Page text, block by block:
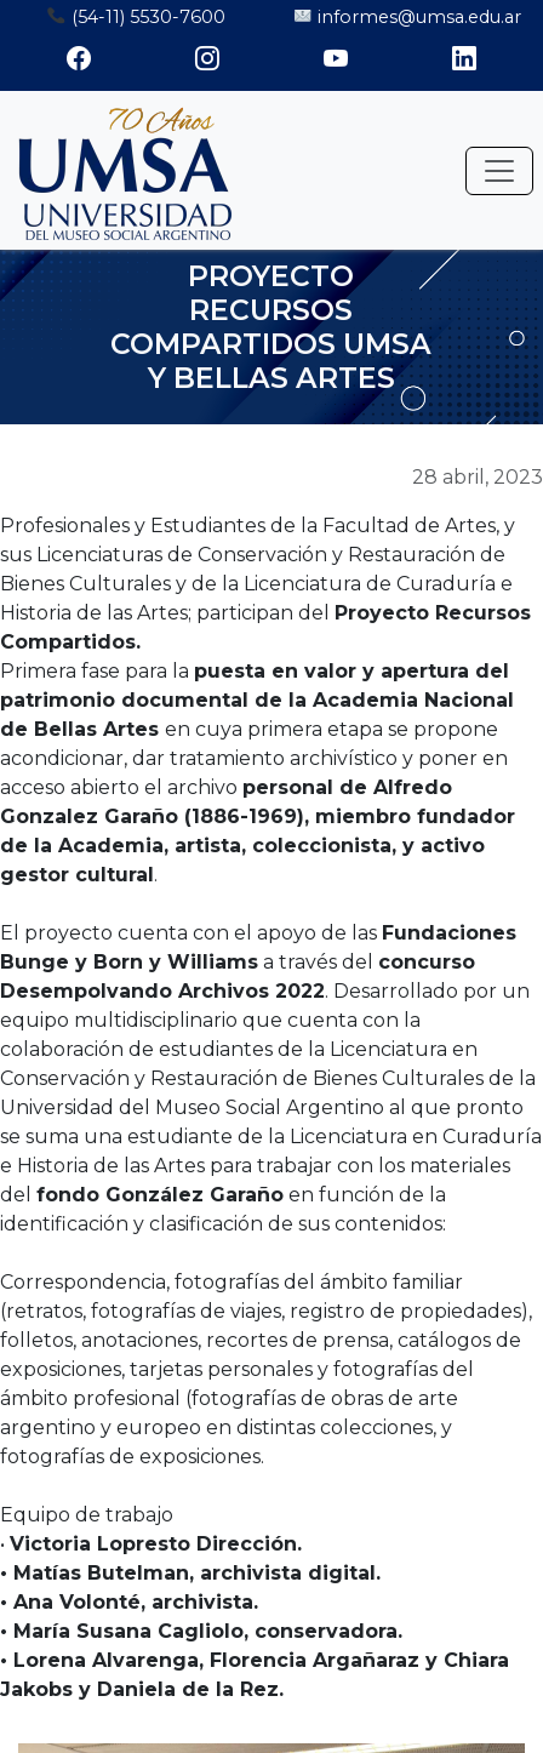
Saltar
contenido
(54-11) 5530-7600 informes@umsa.edu.ar
PROYECTO
RECURSOS
COMPARTIDOS UMSA
Y BELLAS ARTES
28 abril, 2023
Profesionales y Estudiantes de la Facultad de Artes, y
sus Licenciaturas de Conservación y Restauración de
Bienes Culturales y de la Licenciatura de Curaduría e
Historia de las Artes; participan del Proyecto Recursos
Compartidos.
Primera fase para la puesta en valor y apertura del
patrimonio documental de la Academia Nacional
de Bellas Artes en cuya primera etapa se propone
acondicionar, dar tratamiento archivístico y poner en
acceso abierto el archivo personal de Alfredo
Gonzalez Garaño (1886-1969), miembro fundador
de la Academia, artista, coleccionista, y activo
gestor cultural.
El proyecto cuenta con el apoyo de las Fundaciones
Bunge y Born y Williams a través del concurso
Desempolvando Archivos 2022. Desarrollado por un
equipo multidisciplinario que cuenta con la
colaboración de estudiantes de la Licenciatura en
Conservación y Restauración de Bienes Culturales de la
Universidad del Museo Social Argentino al que pronto
se suma una estudiante de la Licenciatura en Curaduría
e Historia de las Artes para trabajar con los materiales
del fondo González Garaño en función de la
identificación y clasificación de sus contenidos:
Correspondencia, fotografías del ámbito familiar
(retratos, fotografías de viajes, registro de propiedades),
folletos, anotaciones, recortes de prensa, catálogos de
exposiciones, tarjetas personales y fotografías del
ámbito profesional (fotografías de obras de arte
argentino y europeo en distintas colecciones, y
fotografías de exposiciones.
Equipo de trabajo
• Victoria Lopresto Dirección.
• Matías Butelman, archivista digital.
• Ana Volonté, archivista.
• María Susana Cagliolo, conservadora.
• Lorena Alvarenga, Florencia Argañaraz y Chiara
Jakobs y Daniela de la Rez.